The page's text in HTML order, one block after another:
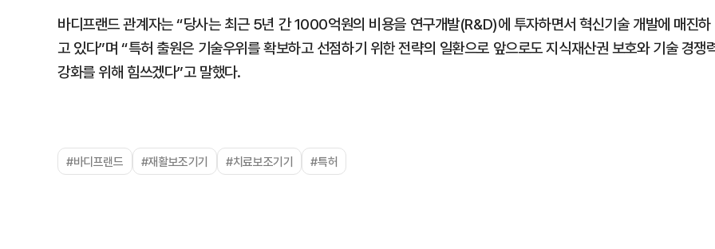
바디프랜드 관계자는 “당사는 최근 5년 간 1000억원의 비용을 연구개발(R&D)에 투자하면서 혁신기술 개발에 매진하
고 있다”며 “특허 출원은 기술우위를 확보하고 선점하기 위한 전략의 일환으로 앞으로도 지식재산권 보호와 기술 경쟁
강화를 위해 힘쓰겠다”고 말했다.
#바디프랜드 #재활보조기기 #치료보조기기 #특허